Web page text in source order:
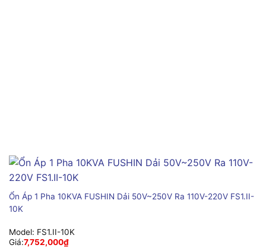
Ổn Áp 1 Pha 10KVA FUSHIN Dải 50V~250V Ra 110V-220V FS1.II-
10K
Model: FS1.II-10K
Giá:7,752,000₫